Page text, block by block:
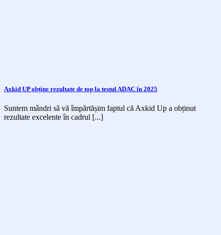
Axkid UP obține rezultate de top la testul ADAC în 2025
Suntem mândri să vă împărtășim faptul că Axkid Up a obținut
rezultate excelente în cadrul [...]